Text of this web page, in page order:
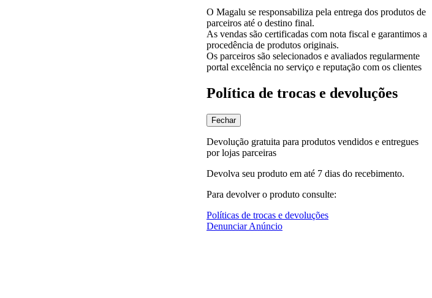
O Magalu se responsabiliza pela entrega dos produtos de
parceiros até o destino final.
As vendas são certificadas com nota fiscal e garantimos a
procedência de produtos originais.
Os parceiros são selecionados e avaliados regularmente
portal excelência no serviço e reputação com os clientes
Política de trocas e devoluções
Fechar
Devolução gratuita para produtos vendidos e entregues
por lojas parceiras
Devolva seu produto em até 7 dias do recebimento.
Para devolver o produto consulte:
Políticas de trocas e devoluções
Denunciar Anúncio